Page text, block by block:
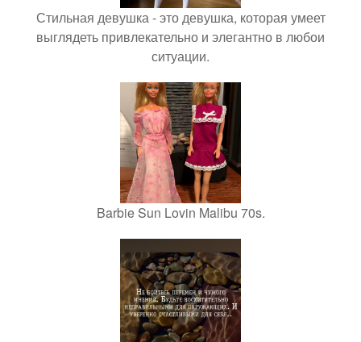
Стильная девушка - это девушка, которая умеет
выглядеть привлекательно и элегантно в любои
ситуации.
Barbie Sun Lovin Malibu 70s.